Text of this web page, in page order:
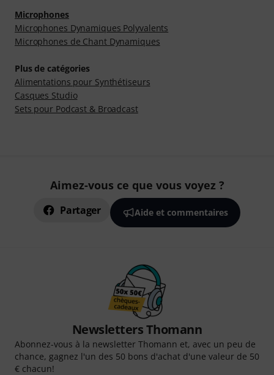
Microphones
Microphones Dynamiques Polyvalents
Microphones de Chant Dynamiques
Plus de catégories
Alimentations pour Synthétiseurs
Casques Studio
Sets pour Podcast & Broadcast
Aimez-vous ce que vous voyez ?
Partager Aide et commentaires
Newsletters Thomann
Abonnez-vous à la newsletter Thomann et, avec un peu de
chance, gagnez l'un des 50 bons d'achat d'une valeur de 50
€ chacun!